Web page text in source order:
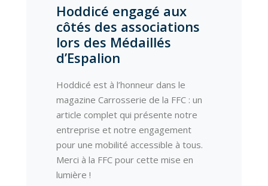
Hoddicé engagé aux
côtés des associations
lors des Médaillés
d’Espalion
Hoddicé est à l’honneur dans le
magazine Carrosserie de la FFC : un
article complet qui présente notre
entreprise et notre engagement
pour une mobilité accessible à tous.
Merci à la FFC pour cette mise en
lumière !